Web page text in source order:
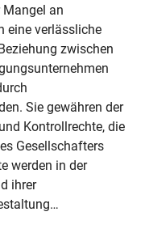
an
eine verlässliche
zwischen
Sie gewähren der
Kontrollrechte, die
Gesellschafters
werden in der
ihrer